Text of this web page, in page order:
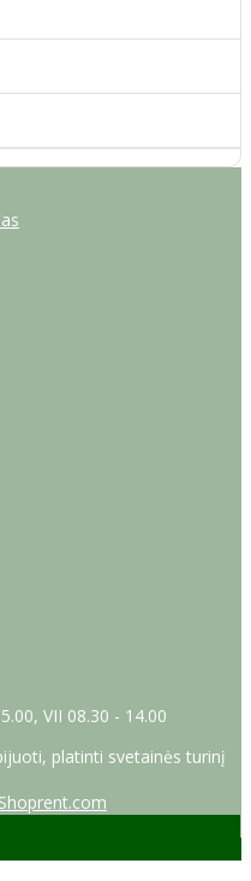
VII 08.30 - 14.00
platinti svetainės turinį